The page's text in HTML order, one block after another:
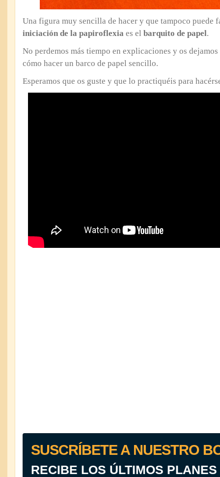
Una figura muy sencilla de hacer y que tampoco puede
iniciación de la papiroflexia es el barquito de papel.
No perdemos más tiempo en explicaciones y os
cómo hacer un barco de papel sencillo.
Esperamos que os guste y que lo practiquéis para
SUSCRÍBETE A NUESTRO
RECIBE LOS ÚLTIMOS